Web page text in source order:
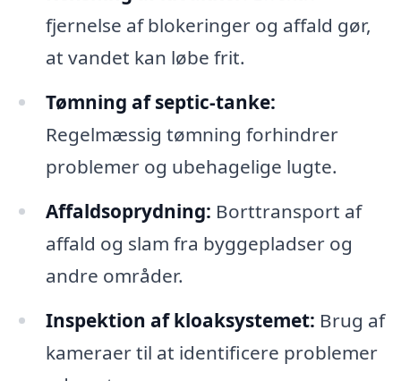
fjernelse af blokeringer og affald gør,
at vandet kan løbe frit.
Tømning af septic-tanke:
Regelmæssig tømning forhindrer
problemer og ubehagelige lugte.
Affaldsoprydning: Borttransport af
affald og slam fra byggepladser og
andre områder.
Inspektion af kloaksystemet: Brug af
kameraer til at identificere problemer